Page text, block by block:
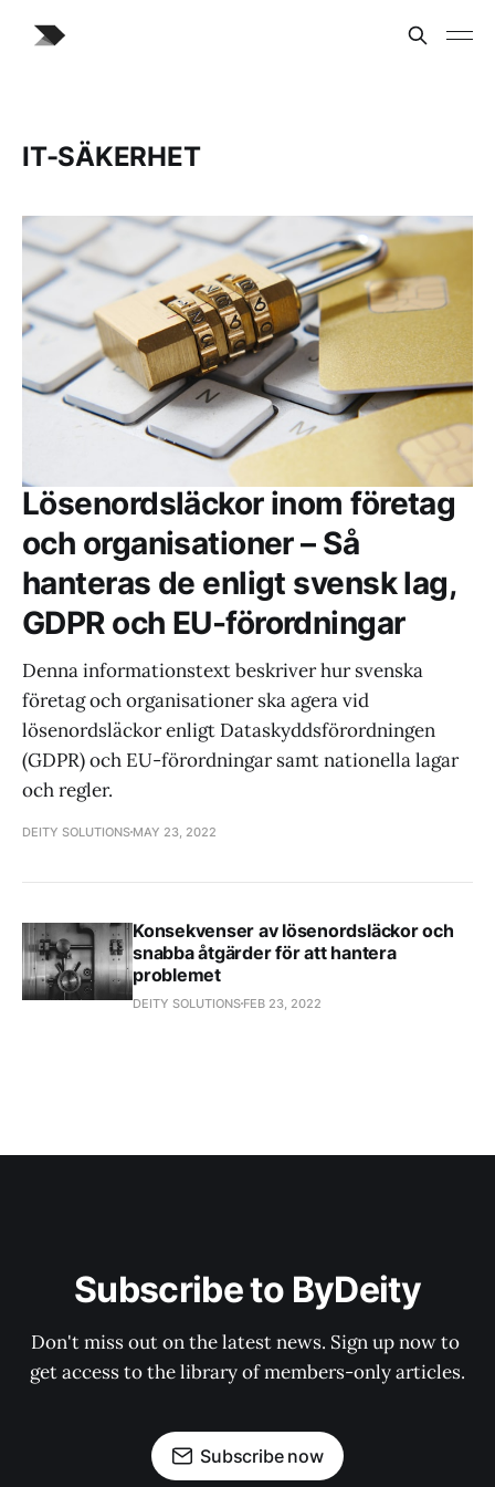
IT-SÄKERHET
Lösenordsläckor inom företag
och organisationer – Så
hanteras de enligt svensk lag,
GDPR och EU-förordningar
Denna informationstext beskriver hur svenska
företag och organisationer ska agera vid
lösenordsläckor enligt Dataskyddsförordningen
(GDPR) och EU-förordningar samt nationella lagar
och regler.
DEITY SOLUTIONS MAY 23, 2022
Konsekvenser av lösenordsläckor och
snabba åtgärder för att hantera
problemet
DEITY SOLUTIONS FEB 23, 2022
Subscribe to ByDeity
Don't miss out on the latest news. Sign up now to
get access to the library of members-only articles.
Subscribe now